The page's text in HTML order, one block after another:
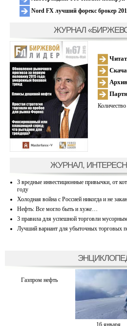
Nord FX лучший форекс брокер
ЖУРНАЛ
ЖУРНАЛ,
3 вредные инвестиционные привычки, от
году
Холодная война с Россией никогда и не
Нефть: Все могло быть и хуже…
3 правила для успешной торговли
Лучший вариант для убыточных торговых
Газпром нефть
16 января